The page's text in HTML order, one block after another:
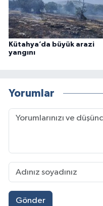
Kütahya’da büyük arazi
yangını
Yorumlar
Gönder